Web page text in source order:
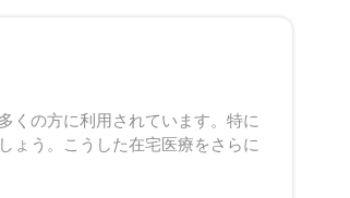
くの方に利用されています。特に
ょう。こうした在宅医療をさらに